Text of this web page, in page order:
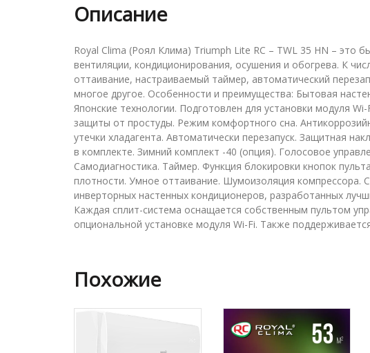
Описание
Royal Clima (Роял Клима) Triumph Lite RC – TWL 35 HN – это
вентиляции, кондиционирования, осушения и обогрева. К
оттаивание, настраиваемый таймер, автоматический
многое другое. Особенности и преимущества: Бытовая
Японские технологии. Подготовлен для установки модуля
защиты от простуды. Режим комфортного сна.
утечки хладагента. Автоматически перезапуск. Защитная
в комплекте. Зимний комплект -40 (опция). Голосовое
Самодиагностика. Таймер. Функция блокировки кнопок
плотности. Умное оттаивание. Шумоизоляция компрессора.
инверторных настенных кондиционеров, разработанных
Каждая сплит-система оснащается собственным пультом
опциональной установке модуля Wi-Fi. Также
Похожие